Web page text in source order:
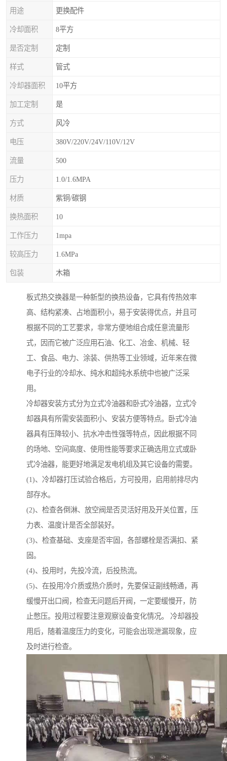
用途 更换配件
冷却面积 8平方
是否定制 定制
样式 管式
冷却器面积 10平方
加工定制 是
方式 风冷
电压 380V/220V/24V/110V/12V
流量 500
压力 1.0/1.6MPA
材质 紫铜/碳钢
换热面积 10
工作压力 1mpa
较高压力 1.6MPa
包装 木箱
板式热交换器是一种新型的换热设备，它具有传热效率
高、结构紧凑、占地面积小，易于安装得优点，并且可
根据不同的工艺要求，非常方便地组合成任意流量形
式，因而它被广泛应用石油、化工、冶金、机械、轻
工、食品、电力、涂装、供热等工业领域，近年来在微
电子行业的冷却水、纯水和超纯水系统中也被广泛采
用。
冷却器安装方式分为立式冷油器和卧式冷油器，立式冷
却器具有所需安装面积小、安装方便等特点。卧式冷油
器具有压降较小、抗水冲击性强等特点，因此根据不同
的场地、空间高度、使用性能等要求正确选用立式或卧
式冷油器，能更好地满足发电机组及其它设备的需要。
(1)、冷却器打压试验合格后，方可投用，启用前排尽内
部存水。
(2)、检查各倒淋、放空阀是否灵活好用及开关位置，压
力表、温度计是否全部装好。
(3)、检查基础、支座是否牢固，各部螺栓是否满扣、紧
固。
(4)、投用时，先投冷流，后投热流。
(5)、在投用冷介质或热介质时，先要保证副线畅通，再
缓慢开出口阀，检查无问题后开阀，一定要缓慢开，防
止憋压。投用过程要注意观察设备变化情况。 冷却器投
用后，随着温度压力的变化，可能会出现泄漏现象，应
及时进行检查。